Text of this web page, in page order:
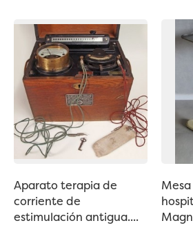
Aparato terapia de
corriente de
estimulación antigua....